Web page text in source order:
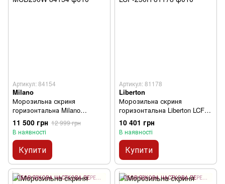
Артикул: 84154
Milano
Морозильна скриня
горизонтальна Milano
MCD290W
11 500 грн 12 999 грн
В наявності
Купити
Артикул: 81178
Liberton
Морозильна скриня
горизонтальна Liberton LCF-
250H
10 401 грн
В наявності
Купити
ОБОВ'ЯЗКОВА ЧАСТКОВА ПЕРЕДОПЛАТА 10% ОБОВ'ЯЗКОВА ЧАСТКОВА ПЕРЕДОПЛАТА 10%